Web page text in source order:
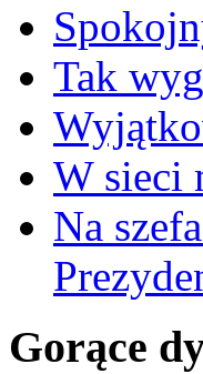
Tak
W sieci
Na
Gorące